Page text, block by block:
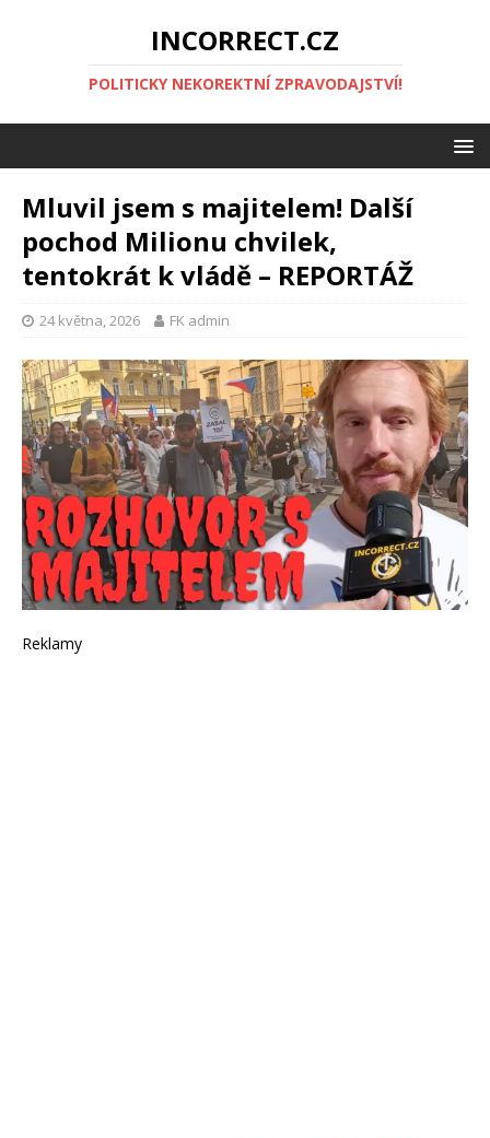
INCORRECT.CZ
POLITICKY NEKOREKTNÍ ZPRAVODAJSTVÍ!
Mluvil jsem s majitelem! Další
pochod Milionu chvilek,
tentokrát k vládě – REPORTÁŽ
24 května, 2026 FK admin
Reklamy